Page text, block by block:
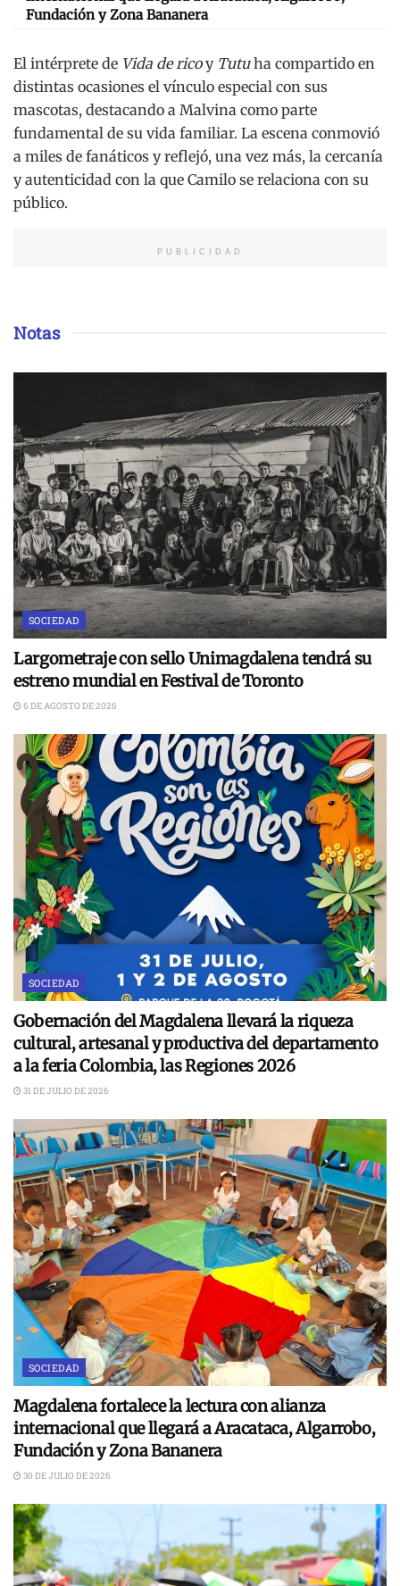
Fundación y Zona Bananera
El intérprete de Vida de ricoy Tutuha compartido en
distintas ocasiones el vínculo especial con sus
mascotas, destacando a Malvina como parte
fundamental de su vida familiar. La escena conmovió
a miles de fanáticos y reflejó, una vez más, la cercanía
y autenticidad con la que Camilo se relaciona con su
público.
PUBLICIDAD
Notas
SOCIEDAD
Largometraje con sello Unimagdalena tendrá su
estreno mundial en Festival de Toronto
6 DE AGOSTO DE 2026
SOCIEDAD
Gobernación del Magdalena llevará la riqueza
cultural, artesanal y productiva del departamento
a la feria Colombia, las Regiones 2026
31 DE JULIO DE 2026
SOCIEDAD
Magdalena fortalece la lectura con alianza
internacional que llegará a Aracataca, Algarrobo,
Fundación y Zona Bananera
30 DE JULIO DE 2026